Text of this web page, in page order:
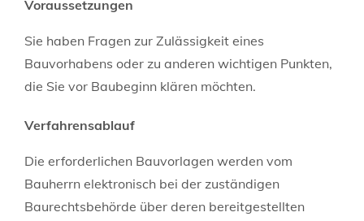
Voraussetzungen
Sie haben Fragen zur Zulässigkeit eines
Bauvorhabens oder zu anderen wichtigen Punkten,
die Sie vor Baubeginn klären möchten.
Verfahrensablauf
Die erforderlichen Bauvorlagen werden vom
Bauherrn elektronisch bei der zuständigen
Baurechtsbehörde über deren bereitgestellten